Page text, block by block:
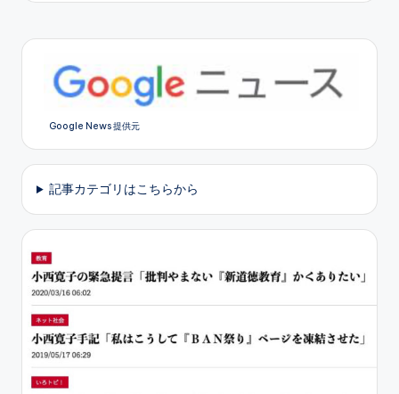
Google News 提供元
記事カテゴリはこちらから